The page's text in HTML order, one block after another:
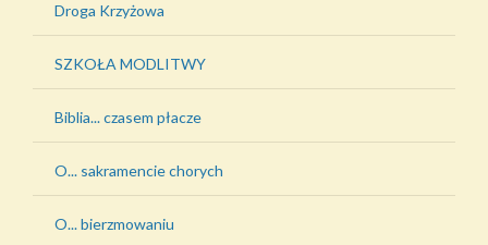
Droga Krzyżowa
SZKOŁA MODLITWY
Biblia... czasem płacze
O... sakramencie chorych
O... bierzmowaniu